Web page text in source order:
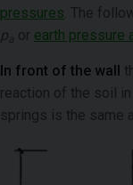
pressures . The
pa or earth pressure
In front of the wall
reaction of the soil
springs is the same